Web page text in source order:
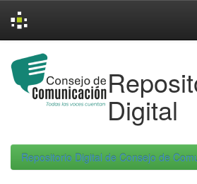
navigation
Digital
Repositorio Digital de Consejo de